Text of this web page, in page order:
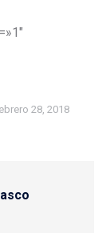
28, 2018